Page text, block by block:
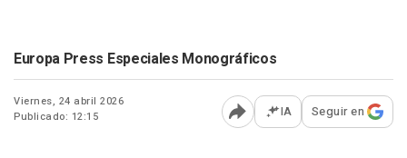
Europa Press Especiales Monográficos
Viernes, 24 abril 2026
Publicado: 12:15
Abrir opciones para
IA Seguir en